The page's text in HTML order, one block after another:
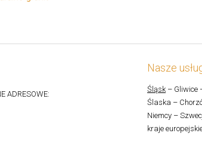
ADRESOWE:
Nasze
Śląsk– Gliwice
Ślaska –
Niemcy –
kraje